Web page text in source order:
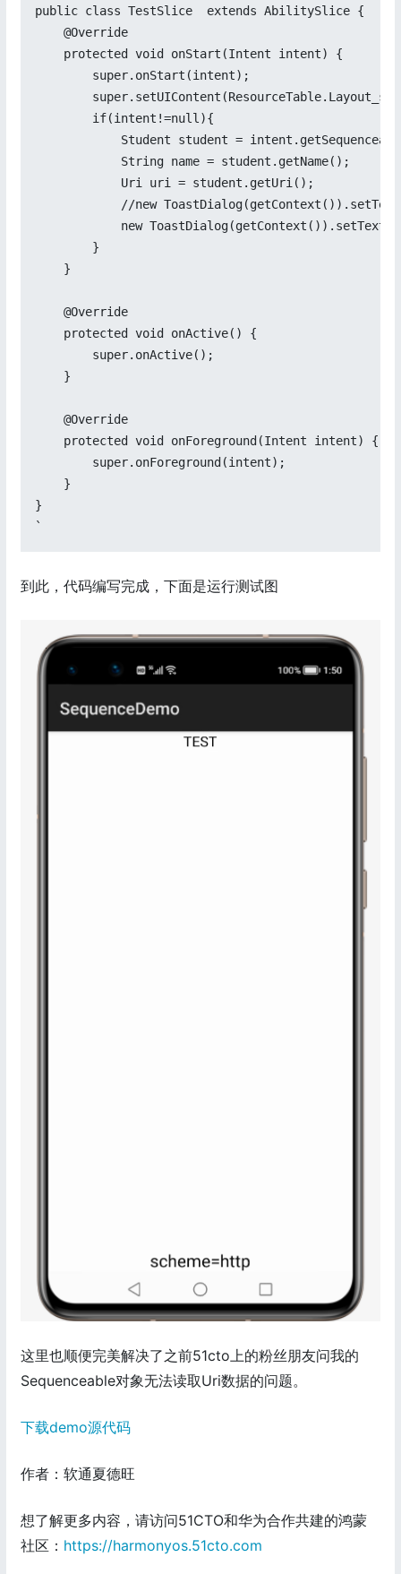
public class TestSlice  extends AbilitySlice {
    @Override
    protected void onStart(Intent intent) {
        super.onStart(intent);
        if(intent!=null){
Student student =
            String name = student.getName();
            Uri uri = student.getUri();
//new
new
        }
    }
    @Override
    protected void onActive() {
        super.onActive();
    }
    @Override
    protected void onForeground(Intent intent) {
        super.onForeground(intent);
    }
}
`
到此，代码编写完成，下面是运行测试图
这里也顺便完美解决了之前51cto上的粉丝朋友问我的
Sequenceable对象无法读取Uri数据的问题。
下载demo源代码
作者：软通夏德旺
想了解更多内容，请访问51CTO和华为合作共建的鸿蒙
社区： https://harmonyos.51cto.com